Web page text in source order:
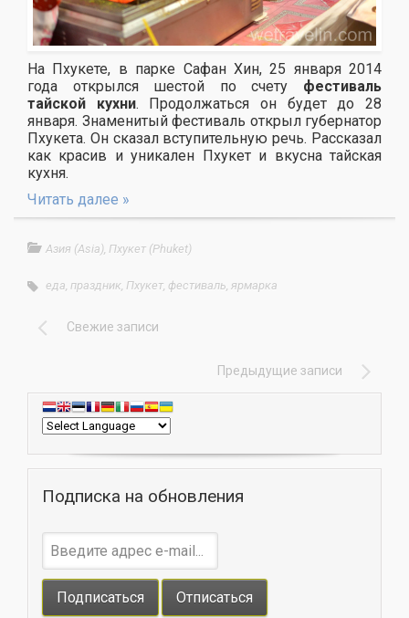
На Пхукете, в парке Сафан Хин, 25 января 2014
года открылся шестой по счету фестиваль
тайской кухни. Продолжаться он будет до 28
января. Знаменитый фестиваль открыл губернатор
Пхукета. Он сказал вступительную речь. Рассказал
как красив и уникален Пхукет и вкусна тайская
кухня.
Читать далее »
Азия (Asia), Пхукет (Phuket)
еда, праздник, Пхукет, фестиваль, ярмарка
Свежие записи
Предыдущие записи
Подписка на обновления